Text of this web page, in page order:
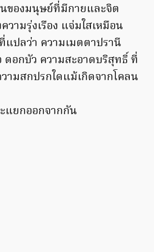
ของมนุษย์ที่มีกายและจิต
ามรุ่งเรือง แจ่มใสเหมือน
ปลว่า ความเมตตาปรานี
ดอกบัว ความสะอาดบริสุทธิ์ ที่
วามสกปรกใดแม้เกิดจากโคลน
แยกออกจากกัน